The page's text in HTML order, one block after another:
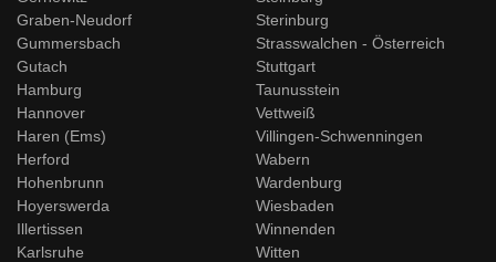
Graben-Neudorf
Gummersbach
Gutach
Hamburg
Hannover
Haren (Ems)
Herford
Hohenbrunn
Hoyerswerda
Illertissen
Karlsruhe
Sterinburg
Strasswalchen - Österreich
Stuttgart
Taunusstein
Vettweiß
Villingen-Schwenningen
Wabern
Wardenburg
Wiesbaden
Winnenden
Witten